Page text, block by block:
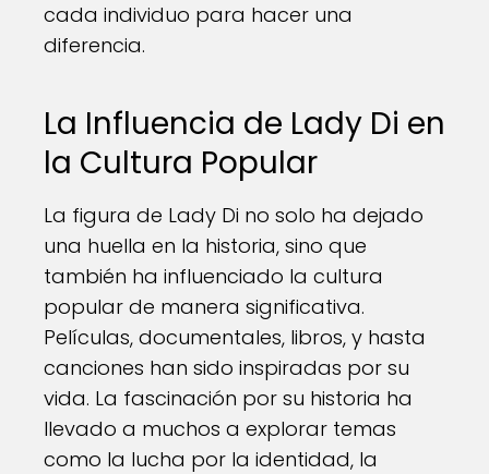
cada individuo para hacer una
diferencia.
La Influencia de Lady Di en
la Cultura Popular
La figura de Lady Di no solo ha dejado
una huella en la historia, sino que
también ha influenciado la cultura
popular de manera significativa.
Películas, documentales, libros, y hasta
canciones han sido inspiradas por su
vida. La fascinación por su historia ha
llevado a muchos a explorar temas
como la lucha por la identidad, la